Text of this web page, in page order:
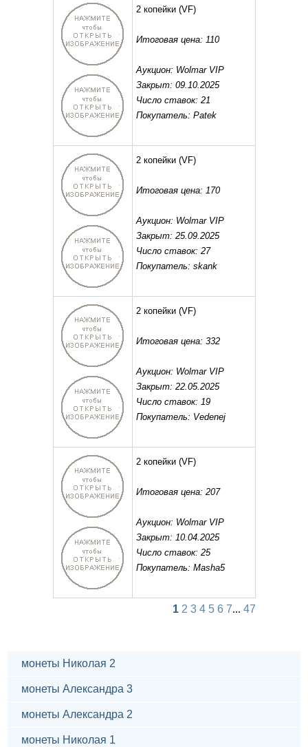
2 копейки(VF)
Итоговая цена: 110
Аукцион: Wolmar VIP
Закрыт: 09.10.2025
Число ставок: 21
Покупатель: Patek
2 копейки(VF)
Итоговая цена: 170
Аукцион: Wolmar VIP
Закрыт: 25.09.2025
Число ставок: 27
Покупатель: skank
2 копейки(VF)
Итоговая цена: 332
Аукцион: Wolmar VIP
Закрыт: 22.05.2025
Число ставок: 19
Покупатель: Vedenej
2 копейки(VF)
Итоговая цена: 207
Аукцион: Wolmar VIP
Закрыт: 10.04.2025
Число ставок: 25
Покупатель: Masha5
1 2 3 4 5 6 7... 47
монеты Николая 2
монеты Александра 3
монеты Александра 2
монеты Николая 1